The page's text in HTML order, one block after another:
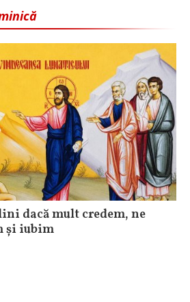
dacă mult credem, ne
și iubim